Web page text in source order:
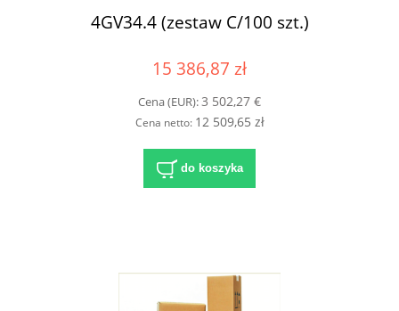
4GV34.4 (zestaw C/100 szt.)
15 386,87 zł
Cena (EUR):3 502,27 €
Cena netto: 12 509,65 zł
do koszyka